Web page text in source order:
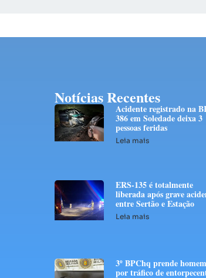
Notícias Recentes
Acidente registrado na
386 em Soledade deixa 3
pessoas feridas
Leia mais
ERS-135 é totalmente
liberada após grave
entre Sertão e Estação
Leia mais
3º BPChq prende homem
por tráfico de